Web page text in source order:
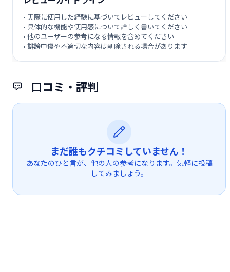
口コミ・評判
まだ誰もクチコミしていません！
あなたのひと言が、他の人の参考になります。気軽に投稿
してみましょう。
• 実際に使用した経験に基づいてレビューしてください
• 具体的な機能や使用感について詳しく書いてください
• 他のユーザーの参考になる情報を含めてください
• 誹謗中傷や不適切な内容は削除される場合があります